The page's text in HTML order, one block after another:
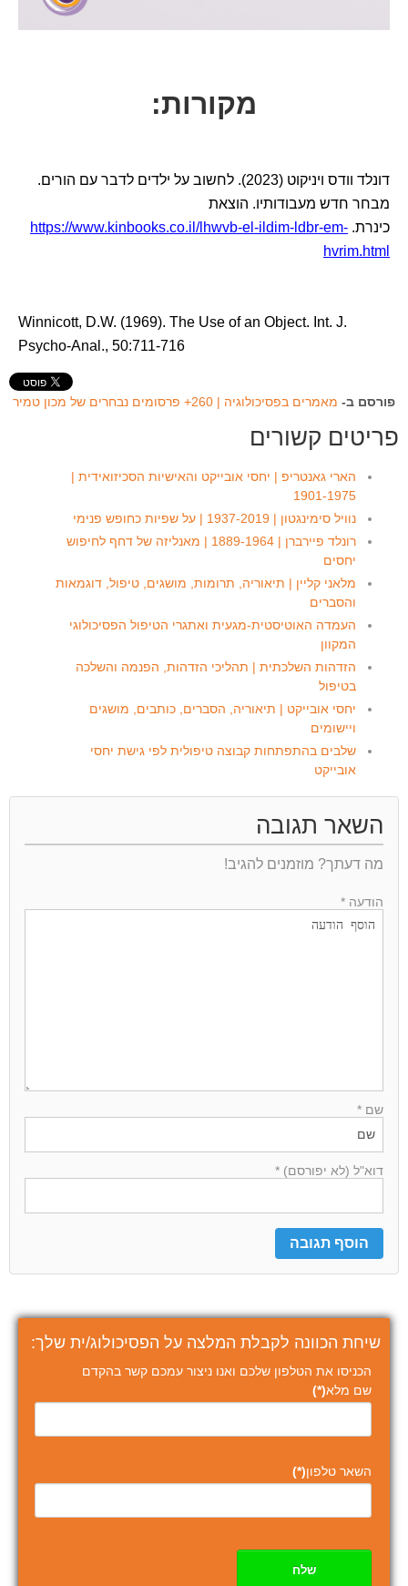
מקורות:
דונלד וודס ויניקוט (2023). לחשוב על ילדים לדבר עם הורים.
מבחר חדש מעבודותיו. הוצאת
כינרת. https://www.kinbooks.co.il/lhwvb-el-ildim-ldbr-em-
hvrim.html
Winnicott, D.W. (1969). The Use of an Object. Int. J.
Psycho-Anal., 50:711-716
פורסם ב- מאמרים בפסיכולוגיה | 260+ פרסומים נבחרים של מכון טמיר
פריטים קשורים
הארי גאנטריפ | יחסי אובייקט והאישיות הסכיזואידית |
1901-1975
נוויל סימינגטון | 1937-2019 | על שפיות כחופש פנימי
רונלד פיירברן | 1889-1964 | מאנליזה של דחף לחיפוש
יחסים
מלאני קליין | תיאוריה, תרומות, מושגים, טיפול, דוגמאות
והסברים
העמדה האוטיסטית-מגעית ואתגרי הטיפול הפסיכולוגי
המקוון
הזדהות השלכתית | תהליכי הזדהות, הפנמה והשלכה
בטיפול
יחסי אובייקט | תיאוריה, הסברים, כותבים, מושגים
ויישומים
שלבים בהתפתחות קבוצה טיפולית לפי גישת יחסי
אובייקט
השאר תגובה
מה דעתך? מוזמנים להגיב!
הודעה *
שם *
דוא"ל (לא יפורסם) *
שיחת הכוונה לקבלת המלצה על הפסיכולוג/ית שלך:
הכניסו את הטלפון שלכם ואנו ניצור עמכם קשר בהקדם
שם מלא(*)
השאר טלפון(*)
שלח